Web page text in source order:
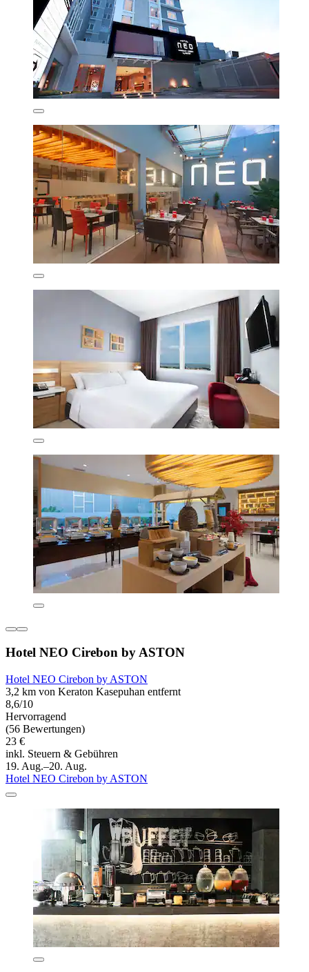
Hotel NEO Cirebon by ASTON
Hotel NEO Cirebon by ASTON
3,2 km von Keraton Kasepuhan entfernt
8,6/10
Hervorragend
(56 Bewertungen)
23 €
inkl. Steuern & Gebühren
19. Aug.–20. Aug.
Hotel NEO Cirebon by ASTON